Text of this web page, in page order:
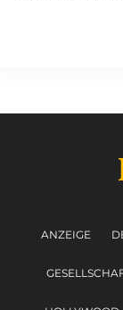
ANZEIGE